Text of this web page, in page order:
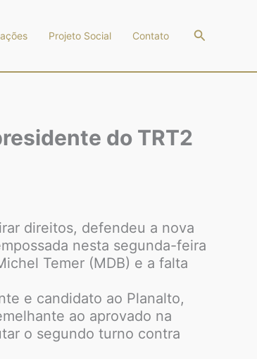
Projeto Social Contato Pesquisar
do TRT2
direitos, defendeu a nova
nesta segunda-feira
Temer (MDB) e a falta
e candidato ao Planalto,
ao aprovado na
o segundo turno contra